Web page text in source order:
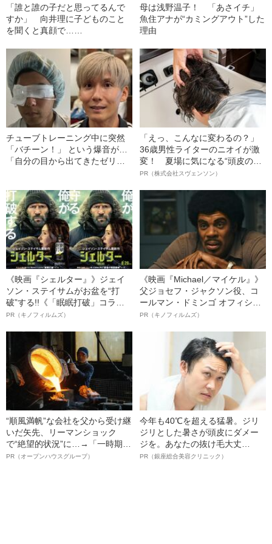
「誰と誰の子だと思ってるんで
すか」 向井理に子どものこと
を聞くと真顔で……
母は浅野温子！ 「あさイチ」
魚住アナが“カミングアウト”した
理由
チューブトレーニング中に突然
「バチーン！」 という爆音が…
「自分の目から出てきたゼリー
レーした“サッカー選手”が視覚障
害を負った“恐怖の瞬間”を明かす
「えっ、こんなに変わるの？」
36歳男性ライターのニオイが激
変！ 夏場に気になる“頭皮のニ
オイ”や“ベタつき”を解消す
ト”が生み出した徹底ケアとは
PR（株式会社スヴェンソン）
《映画『シェルター』》ジェイ
ソン・ステイサムがお盆を“打
破”する!!《「眠眠打破」コラ
ボ》
PR（キノフィルムズ）
《映画『Michael／マイケル』》
父ジョセフ・ジャクソン役、コ
ールマン・ドミンゴ オフィシャ
ルインタビュー“観客を魅了した
語る”《日本興収70億円突破》
PR（キノフィルムズ）
“順風満帆”な会社を父から受け継
いだ矢先、リーマンショック
で“絶望的状況”に…→「一時期は
納品3年待ち」のヒット商品を生
PR（オープンハウスグループ）
今年も40℃を超える猛暑。ジリ
ジリとした暑さが頭皮にダメー
ジを。あなたの抜け毛大丈
夫！？
PR（銀座総合美容クリニック）